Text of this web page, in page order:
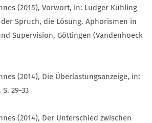
(2015), Vorwort, in: Ludger Kühling
Spruch, die Lösung. Aphorismen in
Supervision, Göttingen (Vandenhoeck
(2014), Die Überlastungsanzeige, in:
S. 29-33
(2014), Der Unterschied zwischen